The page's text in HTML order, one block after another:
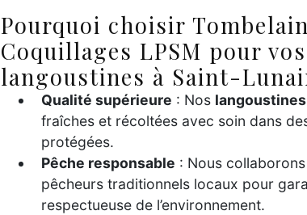
Pourquoi choisir
Coquillages LPSM pour vos
langoustines à Saint-
Qualité supérieure : Nos langoustines
fraîches et récoltées avec soin dans
protégées.
Pêche responsable : Nous
pêcheurs traditionnels locaux pour
respectueuse de l’environnement.